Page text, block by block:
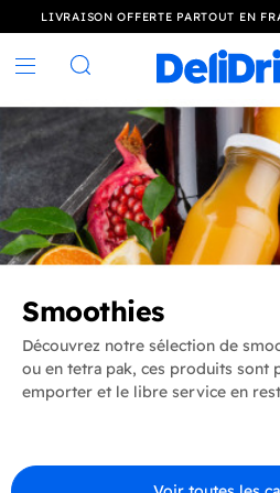
LIVRAISON OFFERTE PARTOUT EN
Rechercher
Smoothies
Découvrez notre sélection de
ou en tetra pak, ces produits sont
emporter et le libre service en